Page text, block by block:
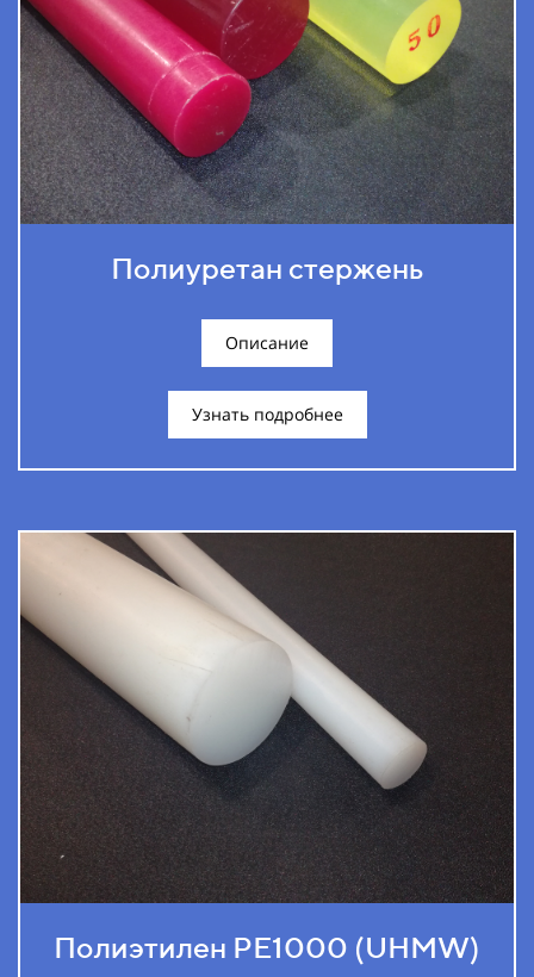
Полиуретан стержень
Описание
Узнать подробнее
Полиэтилен РЕ1000 (UHMW)